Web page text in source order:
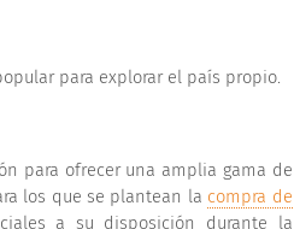
para explorar el país propio.
para ofrecer una amplia gama de
los que se plantean la compra de
a su disposición durante la